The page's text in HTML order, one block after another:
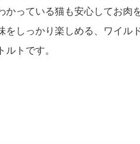
かっている猫も安心してお肉
をしっかり楽しめる、ワイル
ルトです。